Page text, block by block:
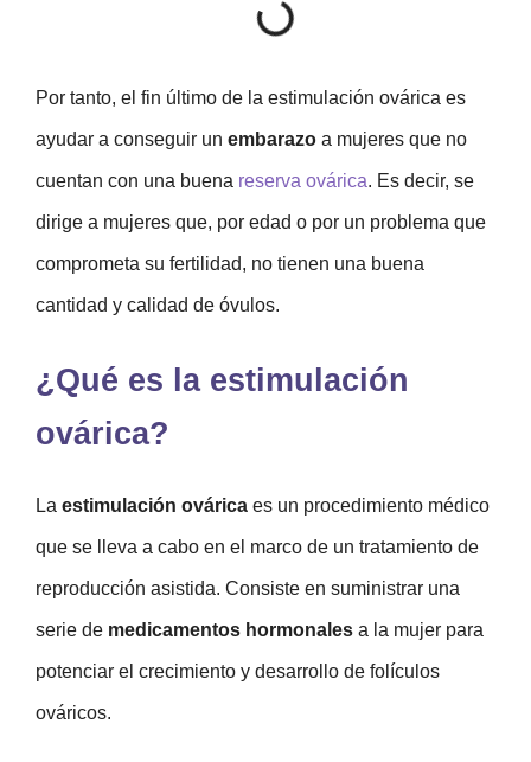
Por tanto, el fin último de la estimulación ovárica es
ayudar a conseguir un embarazo a mujeres que no
cuentan con una buena reserva ovárica. Es decir, se
dirige a mujeres que, por edad o por un problema que
comprometa su fertilidad, no tienen una buena
cantidad y calidad de óvulos.
¿Qué es la estimulación
ovárica?
La estimulación ovárica es un procedimiento médico
que se lleva a cabo en el marco de un tratamiento de
reproducción asistida. Consiste en suministrar una
serie de medicamentos hormonales a la mujer para
potenciar el crecimiento y desarrollo de folículos
ováricos.